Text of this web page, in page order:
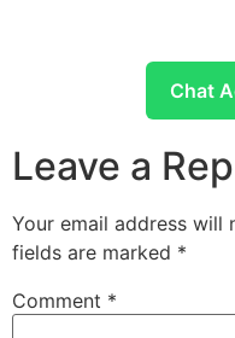
Chat
Leave a
Your email address will
fields are marked *
Comment *